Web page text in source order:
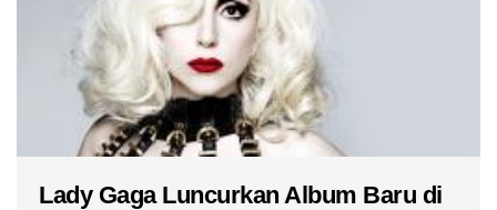
Lady Gaga Luncurkan Album Baru di